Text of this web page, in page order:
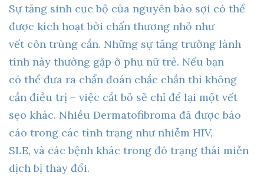
Sự tăng sinh cục bộ của nguyên bào sợi có thể
được kích hoạt bởi chấn thương nhỏ như
vết côn trùng cắn. Những sự tăng trưởng lành
tính này thường gặp ở phụ nữ trẻ. Nếu bạn
có thể đưa ra chẩn đoán chắc chắn thì không
cần điều trị – việc cắt bỏ sẽ chỉ để lại một vết
sẹo khác. Nhiều Dermatofibroma đã được báo
cáo trong các tình trạng như nhiễm HIV,
SLE, và các bệnh khác trong đó trạng thái miễn
dịch bị thay đổi.